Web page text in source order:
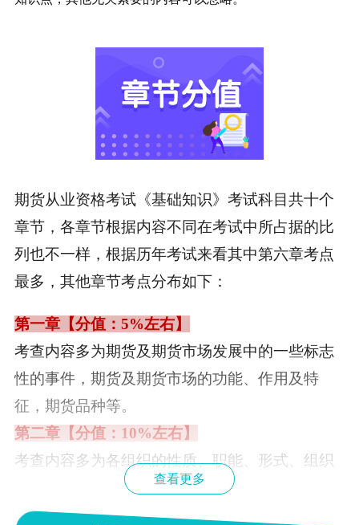
期货从业资格考试《基础知识》考试科目共十个
章节，各章节根据内容不同在考试中所占据的比
列也不一样，根据历年考试来看其中第六章考点
最多，其他章节考点分布如下：
第一章【分值：5%左右】
考查内容多为期货及期货市场发展中的一些标志
性的事件，期货及期货市场的功能、作用及特
征，期货品种等。
第二章【分值：10%左右】
考查内容多为各组织的性质、职能、形式、组织
架构、权利、义务等，期货结算制度，期货投资
者的种类等。
查看更多